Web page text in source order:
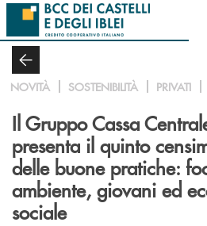
Salta al contenuto principale
NOVITÀ SOSTENIBILITÀ PRIVATI
Il Gruppo Cassa
presenta il quinto
delle buone pratiche:
ambiente, giovani ed
sociale